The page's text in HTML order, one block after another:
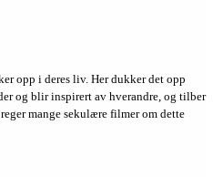
opp i deres liv. Her dukker det opp
og blir inspirert av hverandre, og tilber
mange sekulære filmer om dette